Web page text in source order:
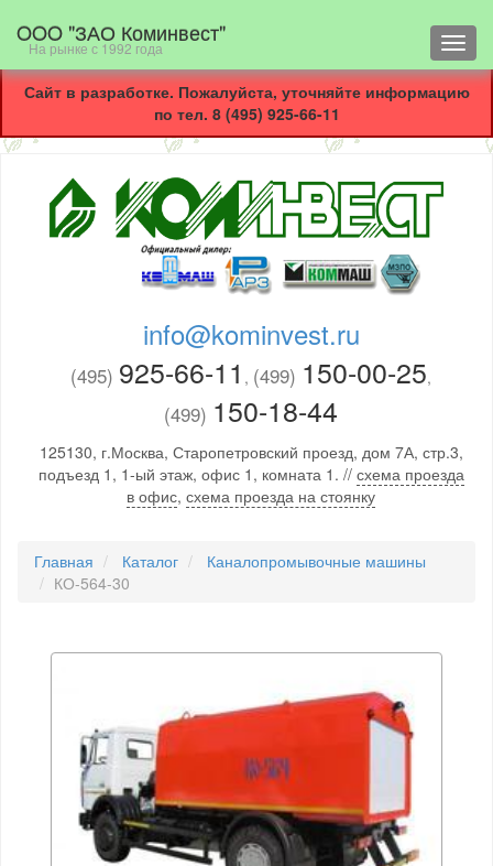
OOO "ЗАО Коминвест"
На рынке с 1992 года
Сайт в разработке. Пожалуйста, уточняйте информацию
по тел. 8 (495) 925-66-11
info@kominvest.ru
(495) 925-66-11 , (499) 150-00-25,
(499) 150-18-44
125130, г.Москва, Старопетровский проезд, дом 7А, стр.3,
подъезд 1, 1-ый этаж, офис 1, комната 1. // схема проезда
в офис, схема проезда на стоянку
Главная Каталог
Каналопромывочные машины
КО-564-30